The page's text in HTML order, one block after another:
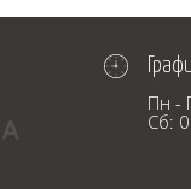
Пн -
Сб: